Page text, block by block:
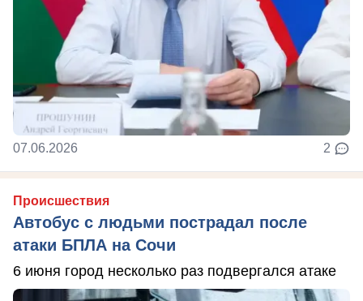
07.06.2026 2
Происшествия
Автобус с людьми пострадал после
атаки БПЛА на Сочи
6 июня город несколько раз подвергался атаке